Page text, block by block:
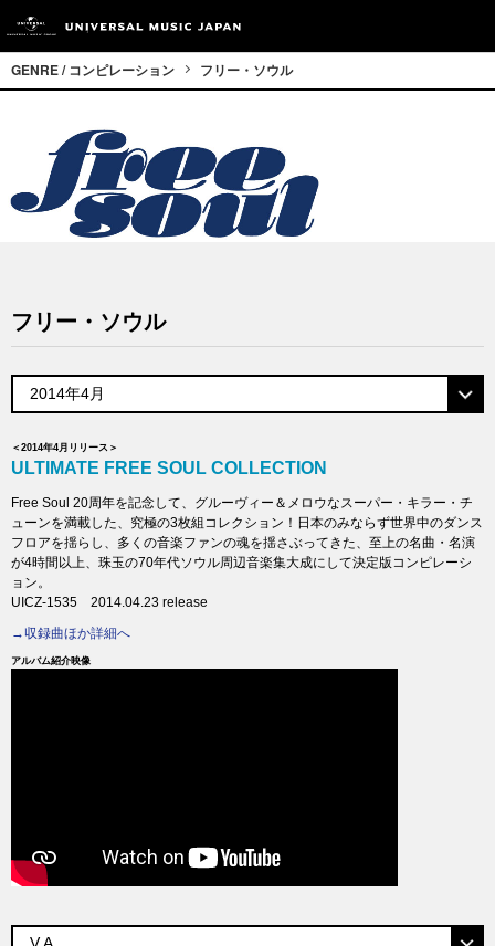
GENRE / コンピレーション フリー・ソウル
フリー・ソウル
＜2014年4月リリース＞
ULTIMATE FREE SOUL COLLECTION
Free Soul 20周年を記念して、グルーヴィー＆メロウなスーパー・キラー・チ
ューンを満載した、究極の3枚組コレクション！日本のみならず世界中のダンス
フロアを揺らし、多くの音楽ファンの魂を揺さぶってきた、至上の名曲・名演
が4時間以上、珠玉の70年代ソウル周辺音楽集大成にして決定版コンピレーシ
ョン。
UICZ-1535 2014.04.23 release
→収録曲ほか詳細へ
アルバム紹介映像